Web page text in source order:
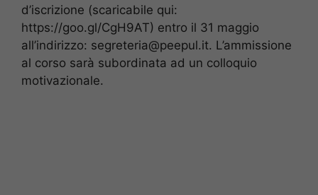
d’iscrizione (scaricabile qui:
https://goo.gl/CgH9AT) entro il 31 maggio
all’indirizzo: segreteria@peepul.it. L’ammissione
al corso sarà subordinata ad un colloquio
motivazionale.